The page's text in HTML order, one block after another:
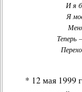
И я
Я
Теперь
* 12 мая 1999